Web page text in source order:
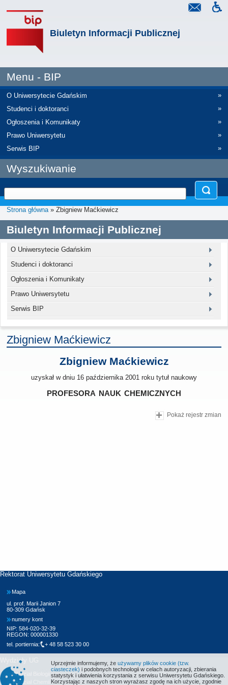
Biuletyn Informacji Publicznej
Menu - BIP
O Uniwersytecie Gdańskim
»
Studenci i doktoranci
»
Ogłoszenia i Komunikaty
»
Prawo Uniwersytetu
»
Serwis BIP
»
Wyszukiwanie
Strona główna» Zbigniew Maćkiewicz
Biuletyn Informacji Publicznej
O Uniwersytecie Gdańskim
Studenci i doktoranci
Ogłoszenia i Komunikaty
Prawo Uniwersytetu
Serwis BIP
Zbigniew Maćkiewicz
Zbigniew Maćkiewicz
uzyskał w dniu 16 października 2001 roku tytuł naukowy
profesora nauk chemicznych
Pokaż rejestr zmian
Rektorat Uniwersytetu Gdańskiego
Mapa
ul. prof. Marii Janion 7
80-309 Gdańsk
numery kont
NIP: 584-020-32-39
REGON: 000001330
tel. portiernia:
+ 48 58 523 30 00
Wydziały UG
Wydział Biologii
Wydział Chemii
Uprzejmie informujemy, że używamy plików cookie (tzw.
ciasteczek) i podobnych technologii w celach autoryzacji, zbierania
statystyk i ułatwienia korzystania z serwisu Uniwersytetu Gdańskiego.
Korzystając z naszych stron wyrażasz zgodę na ich użycie, zgodnie